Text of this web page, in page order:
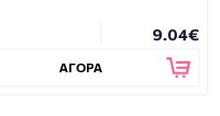
9.04€
ΑΓΟΡΑ